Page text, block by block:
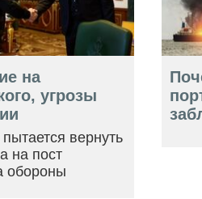
на
угрозы
пытается вернуть
на пост
обороны